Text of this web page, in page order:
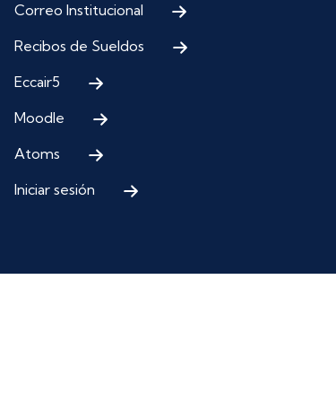
Correo Institucional
Recibos de Sueldos
Eccair5
Moodle
Atoms
Iniciar sesión